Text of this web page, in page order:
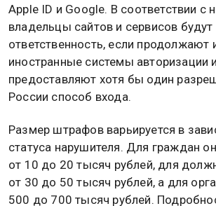
Apple ID и Google. В соответствии с
владельцы сайтов и сервисов будут
ответственность, если продолжают
иностранные системы авторизации
предоставляют хотя бы один
России способ входа.
Размер штрафов варьируется в
статуса нарушителя. Для граждан
от 10 до 20 тысяч рублей, для
от 30 до 50 тысяч рублей, а для
500 до 700 тысяч рублей.